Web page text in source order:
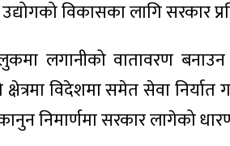
विकासका लागि सरकार
लगानीको वातावरण बनाउन
विदेशमा समेत सेवा निर्यात
निमार्णमा सरकार लागेको